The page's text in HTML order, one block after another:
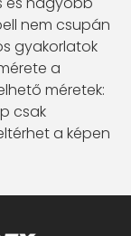
nem csupán
gyakorlatok
a
méretek:
csak
a képen